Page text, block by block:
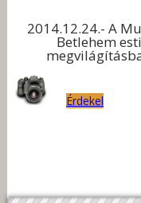
2014.12.24.- A
Betlehem esti
Érdekel